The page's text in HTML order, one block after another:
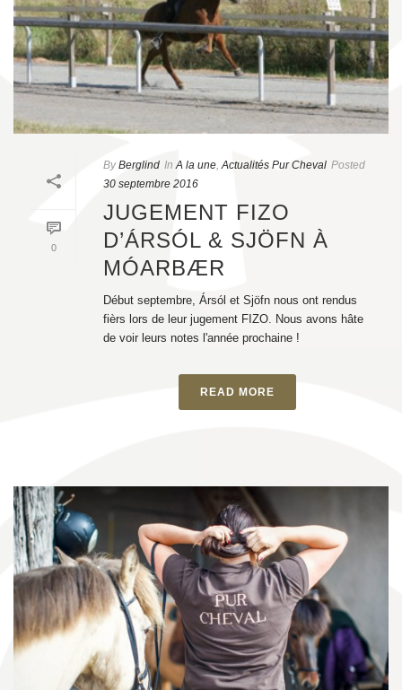
0
By Berglind In A la une,Actualités Pur Cheval Posted
30 septembre 2016
JUGEMENT FIZO
D’ÁRSÓL & SJÖFN À
MÓARBÆR
Début septembre, Ársól et Sjöfn nous ont rendus
fièrs lors de leur jugement FIZO. Nous avons hâte
de voir leurs notes l'année prochaine !
READ MORE